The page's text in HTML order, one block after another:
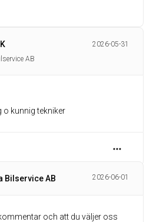
2026-05-31
AB
o kunnig tekniker
Bilservice AB 2026-06-01
och att du väljer oss